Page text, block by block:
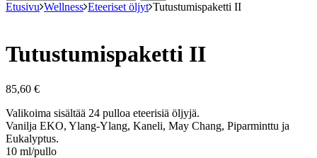
Etusivu Wellness Eteeriset öljyt Tutustumispaketti II
Tutustumispaketti II
85,60 €
Valikoima sisältää 24 pulloa eteerisiä öljyjä.
Vanilja EKO, Ylang-Ylang, Kaneli, May Chang, Piparminttu ja
Eukalyptus.
10 ml/pullo